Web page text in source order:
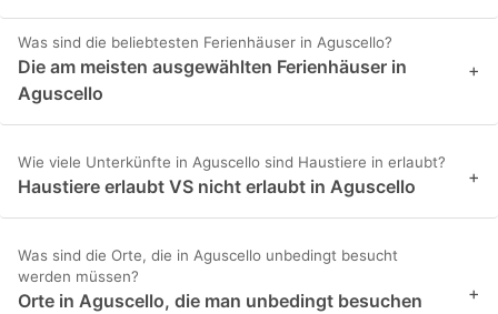
Was sind die beliebtesten Ferienhäuser in Aguscello?
Die am meisten ausgewählten Ferienhäuser in
Aguscello
+
Wie viele Unterkünfte in Aguscello sind Haustiere in erlaubt?
Haustiere erlaubt VS nicht erlaubt in Aguscello +
Was sind die Orte, die in Aguscello unbedingt besucht
werden müssen?
Orte in Aguscello, die man unbedingt besuchen
+